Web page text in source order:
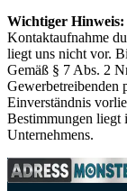
Wichtiger Hinweis:
Kontaktaufnahme
liegt uns nicht vor.
Gemäß § 7 Abs. 2
Gewerbetreibenden
Einverständnis
Bestimmungen liegt
Unternehmens.